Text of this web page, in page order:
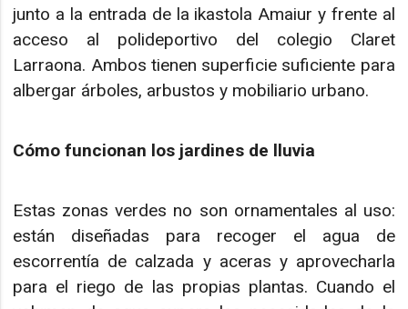
junto a la entrada de la ikastola Amaiur y frente al
acceso al polideportivo del colegio Claret
Larraona. Ambos tienen superficie suficiente para
albergar árboles, arbustos y mobiliario urbano.
Cómo funcionan los jardines de lluvia
Estas zonas verdes no son ornamentales al uso:
están diseñadas para recoger el agua de
escorrentía de calzada y aceras y aprovecharla
para el riego de las propias plantas. Cuando el